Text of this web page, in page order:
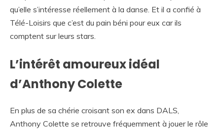
qu’elle s’intéresse réellement à la danse. Et il a confié à
Télé-Loisirs que c’est du pain béni pour eux car ils
comptent sur leurs stars.
L’intérêt amoureux idéal
d’Anthony Colette
En plus de sa chérie croisant son ex dans DALS,
Anthony Colette se retrouve fréquemment à jouer le rôle